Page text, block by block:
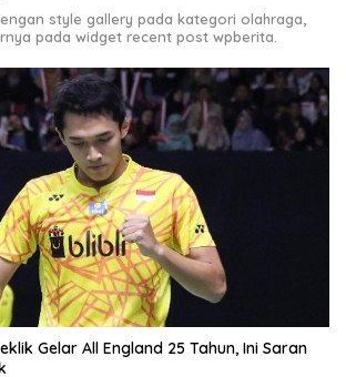
style gallery pada kategori olahraga,
pada widget recent post wpberita.
Gelar All England 25 Tahun, Ini Saran